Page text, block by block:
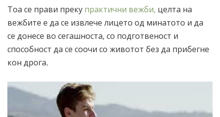
Тоа се прави преку практични вежби, целта на
вежбите е да се извлече лицето од минатото и да
се донесе во сегашноста, со подготвеност и
способност да се соочи со животот без да прибегне
кон дрога.